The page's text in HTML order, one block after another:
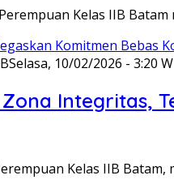
Kelas IIB
Selasa, 10/02/2026 - 3:20
Integritas,
Kelas IIB